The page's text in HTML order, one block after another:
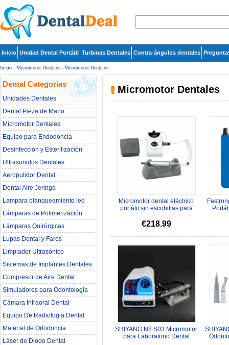
Inicio Unidad Dental Portátil Turbinas Dentales Contra-ángulos dentales
Inicio - Micromotor Dentales - Micromotor Dentales
Dental Categorías
Unidades Dentales
Dental Pieza de Mano
Micromotor Dentales
Equipo para Endodoncia
Desinfección y Esterilización
Ultrasonidos Dentales
Aeropulidor Dental
Dental Aire Jeringa
Lampara blanqueamiento led
dental
Lámparas de Polimerización
Lámparas Quirúrgicas
Lupas Dental y Faros
Limpiador Ultrasónico
Sistemas de Implantes Dentales
Compresor de Aire Dental
Simuladores para Odontologia
Cámara Intraoral Dental
Equipo De Radiologia Dental‎
Material de Ortodoncia
Láser de Diodo Dental
Micromotor Dentales
Micromotor dental eléctrico
portátil sin escobillas para
€218.99
SHIYANG N8 S03 Micromotor
para Laboratorio Dental